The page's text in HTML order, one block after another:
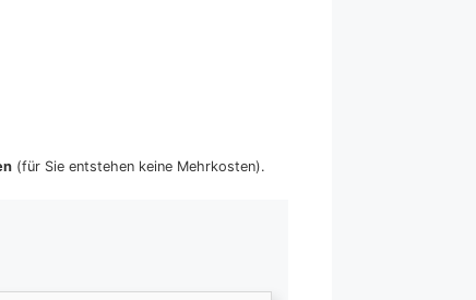
(für Sie entstehen keine Mehrkosten).